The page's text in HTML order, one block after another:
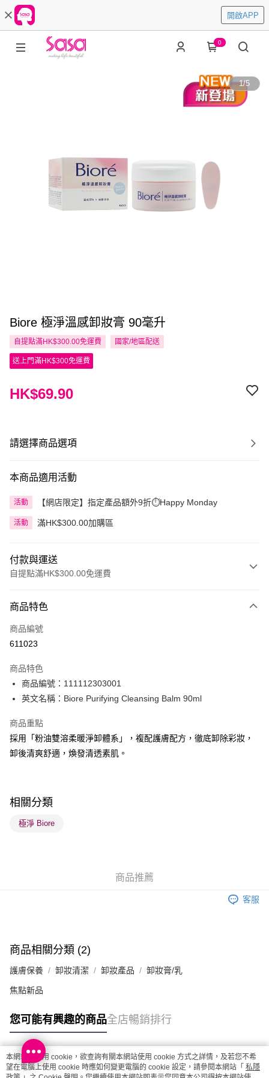
開啟APP
0
1/5
Biore 極淨溫感卸妝膏 90毫升
自提點滿HK$300.00免運費 國家/地區配送
送上門滿HK$300免運費
HK$69.90
請選擇商品選項
本商品適用活動
活動 【網店限定】指定產品額外9折⏱️Happy Monday
活動 滿HK$300.00加購區
付款與運送
自提點滿HK$300.00免運費
信用卡
Apple Pay
PayMe
WeChat Pay
BoC Pay
送貨方式
每筆HK$65.00，滿HK$300.00或以上免運費
每筆HK$65.00，滿HK$300.00或以上免運費
(香港門市) 只顯示可選門市。確認發貨後2-5個工作天到店，3天內
(澳門門市) 只顯示可選門市。確認發貨後2-5個工作天到店，3天內
取。逾期會取消訂單，並不會安排重寄
每筆HK$20.00，滿HK$100.00或以上免運費
澳門地區配送 - 確認發貨後1-4個工作天送達
商品特色
商品編號
611023
商品特色
商品編號：111112303001
英文名稱：Biore Purifying Cleansing Balm 90ml
商品重點
採用「粉油雙溶柔暖淨卸體系」，複配護膚配方，徹底卸除彩妝，
卸後清爽舒適，煥發清透素肌。
相關分類
極淨 Biore
商品推薦
客服
商品相關分類 (2)
護膚保養 卸妝清潔 卸妝產品 卸妝膏/乳
焦點新品
您可能有興趣的商品全店暢銷排行
熱門標籤
本網站中使用 cookie，欲查詢有關本網站使用 cookie 方式之詳情，及若您不希
望在電腦上使用 cookie 時應如何變更電腦的 cookie 設定，請參閱本網站「 私隱